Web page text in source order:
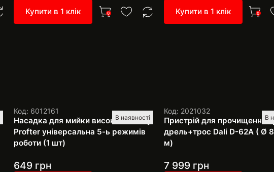
Купити в 1 клік 0 Купити в 1 клік 0
В наявності
Код: 6012161
Насадка для мийки високого тиску
Profter універсальна 5-ь режимів
роботи (1 шт)
649 грн
В
Код: 2021032
Пристрій для прочищення
дрель+трос Dali D-62A ( Ø
м)
7 999 грн